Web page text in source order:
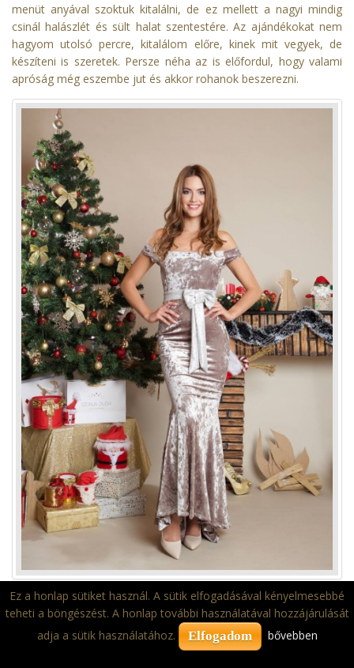
menüt anyával szoktuk kitalálni, de ez mellett a nagyi mindig
csinál halászlét és sült halat szentestére. Az ajándékokat nem
hagyom utolsó percre, kitalálom előre, kinek mit vegyek, de
készíteni is szeretek. Persze néha az is előfordul, hogy valami
apróság még eszembe jut és akkor rohanok beszerezni.
Ez a honlap sütiket használ. A sütik elfogadásával kényelmesebbé
teheti a böngészést. A honlap további használatával hozzájárulását
adja a sütik használatához.
Elfogadom bővebben